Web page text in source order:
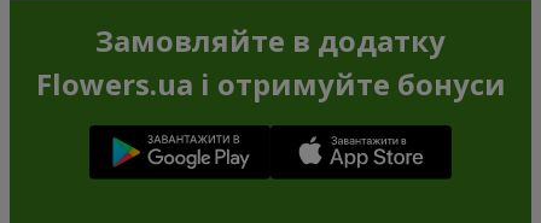
Замовляйте в додатку
Flowers.ua і отримуйте бонуси